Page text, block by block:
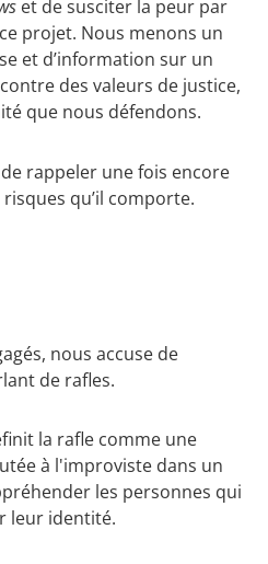
et de susciter la peur par
projet. Nous menons un
et d’information sur un
des valeurs de justice,
que nous défendons.
rappeler une fois encore
qu’il comporte.
nous accuse de
de rafles.
la rafle comme une
à l'improviste dans un
les personnes qui
leur identité.